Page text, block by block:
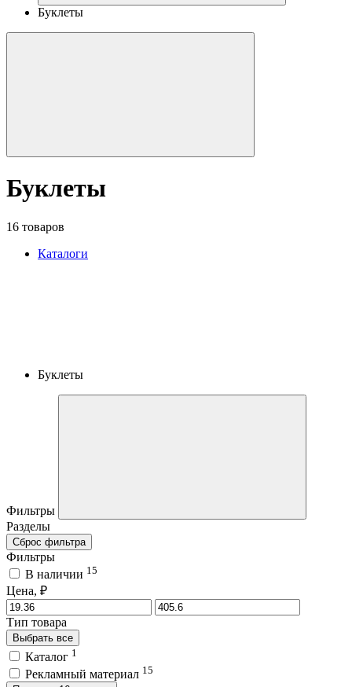
Буклеты
Буклеты
16 товаров
Каталоги
Буклеты
Фильтры
Разделы
Сброс фильтра
Фильтры
В наличии 15
Цена, ₽
Тип товара
Выбрать все
Каталог 1
Рекламный материал 15